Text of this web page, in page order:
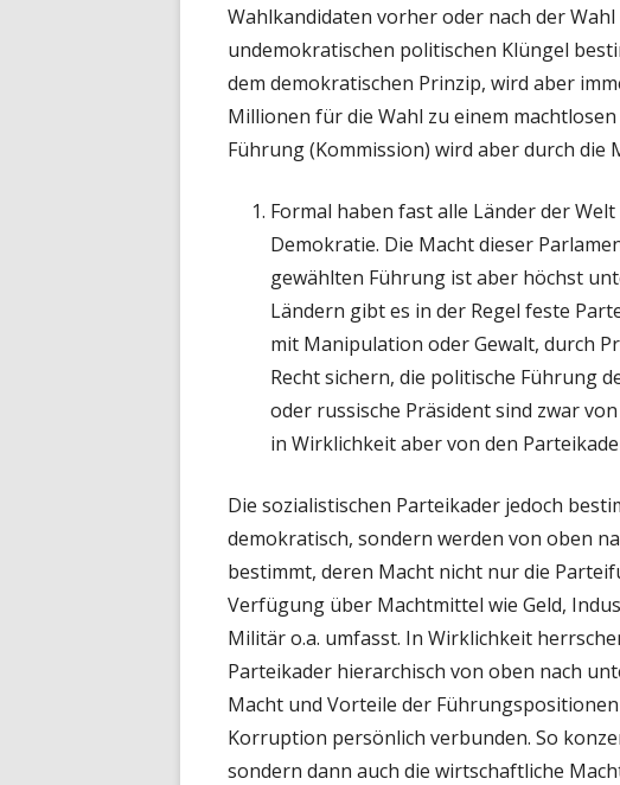
Wahlkandidaten vorher oder nach der
undemokratischen politischen Klüngel
dem demokratischen Prinzip, wird aber
Millionen für die Wahl zu einem
Führung (Kommission) wird aber durch die
Formal haben fast alle Länder der
Demokratie. Die Macht dieser
gewählten Führung ist aber höchst
Ländern gibt es in der Regel feste
mit Manipulation oder Gewalt, durch
Recht sichern, die politische Führung
oder russische Präsident sind zwar
in Wirklichkeit aber von den
Die sozialistischen Parteikader jedoch
demokratisch, sondern werden von oben
bestimmt, deren Macht nicht nur die
Verfügung über Machtmittel wie Geld,
Militär o.a. umfasst. In Wirklichkeit
Parteikader hierarchisch von oben nach
Macht und Vorteile der
Korruption persönlich verbunden. So
sondern dann auch die wirtschaftliche